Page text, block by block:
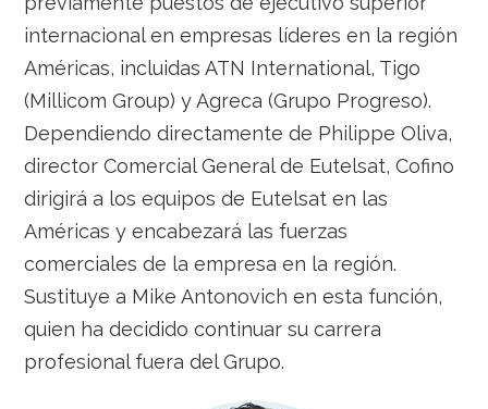
internacional en empresas líderes en la región
Américas, incluidas ATN International, Tigo
(Millicom Group) y Agreca (Grupo Progreso).
Dependiendo directamente de Philippe Oliva,
director Comercial General de Eutelsat, Cofino
dirigirá a los equipos de Eutelsat en las
Américas y encabezará las fuerzas
comerciales de la empresa en la región.
Sustituye a Mike Antonovich en esta función,
quien ha decidido continuar su carrera
profesional fuera del Grupo.